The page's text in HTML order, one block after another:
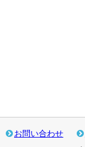
お問い合わせ